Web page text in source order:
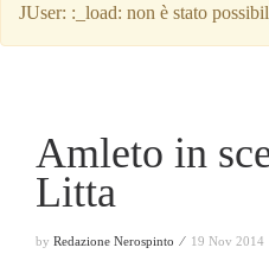
JUser: :_load: non è stato
Amleto in
Litta
by Redazione Nerospinto ⁄ 19 Nov 2014